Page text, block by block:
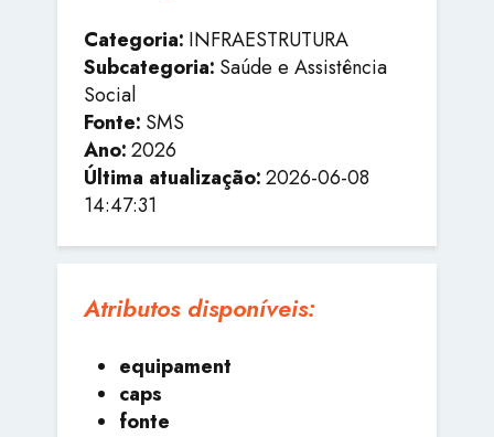
Categoria: INFRAESTRUTURA
Subcategoria: Saúde e Assistência
Social
Fonte: SMS
Ano:2026
Última atualização:2026-06-08
14:47:31
Atributos disponíveis:
equipament
caps
fonte